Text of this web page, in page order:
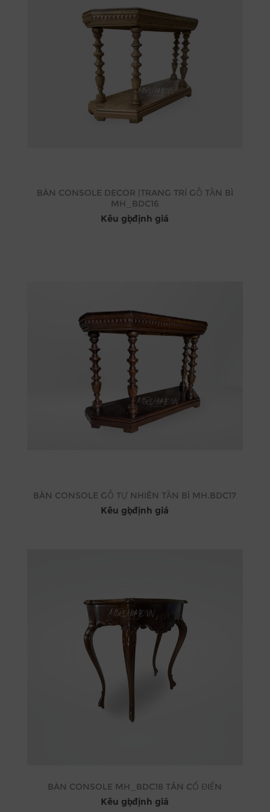
BÀN CONSOLE DECOR |TRANG TRÍ GỖ TẦN BÌ
MH_BDC16
Kêu gọi định giá
BÀN CONSOLE GỖ TỰ NHIÊN TẦN BÌ MH.BDC17
Kêu gọi định giá
BÀN CONSOLE MH_BDC18 TÂN CỔ ĐIỂN
Kêu gọi định giá